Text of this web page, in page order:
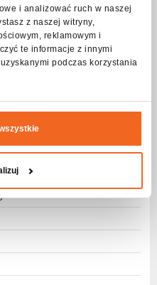
i analizować ruch w naszej
z naszej witryny,
reklamowym i
te informacje z innymi
podczas korzystania
OMEGA 2x200kg